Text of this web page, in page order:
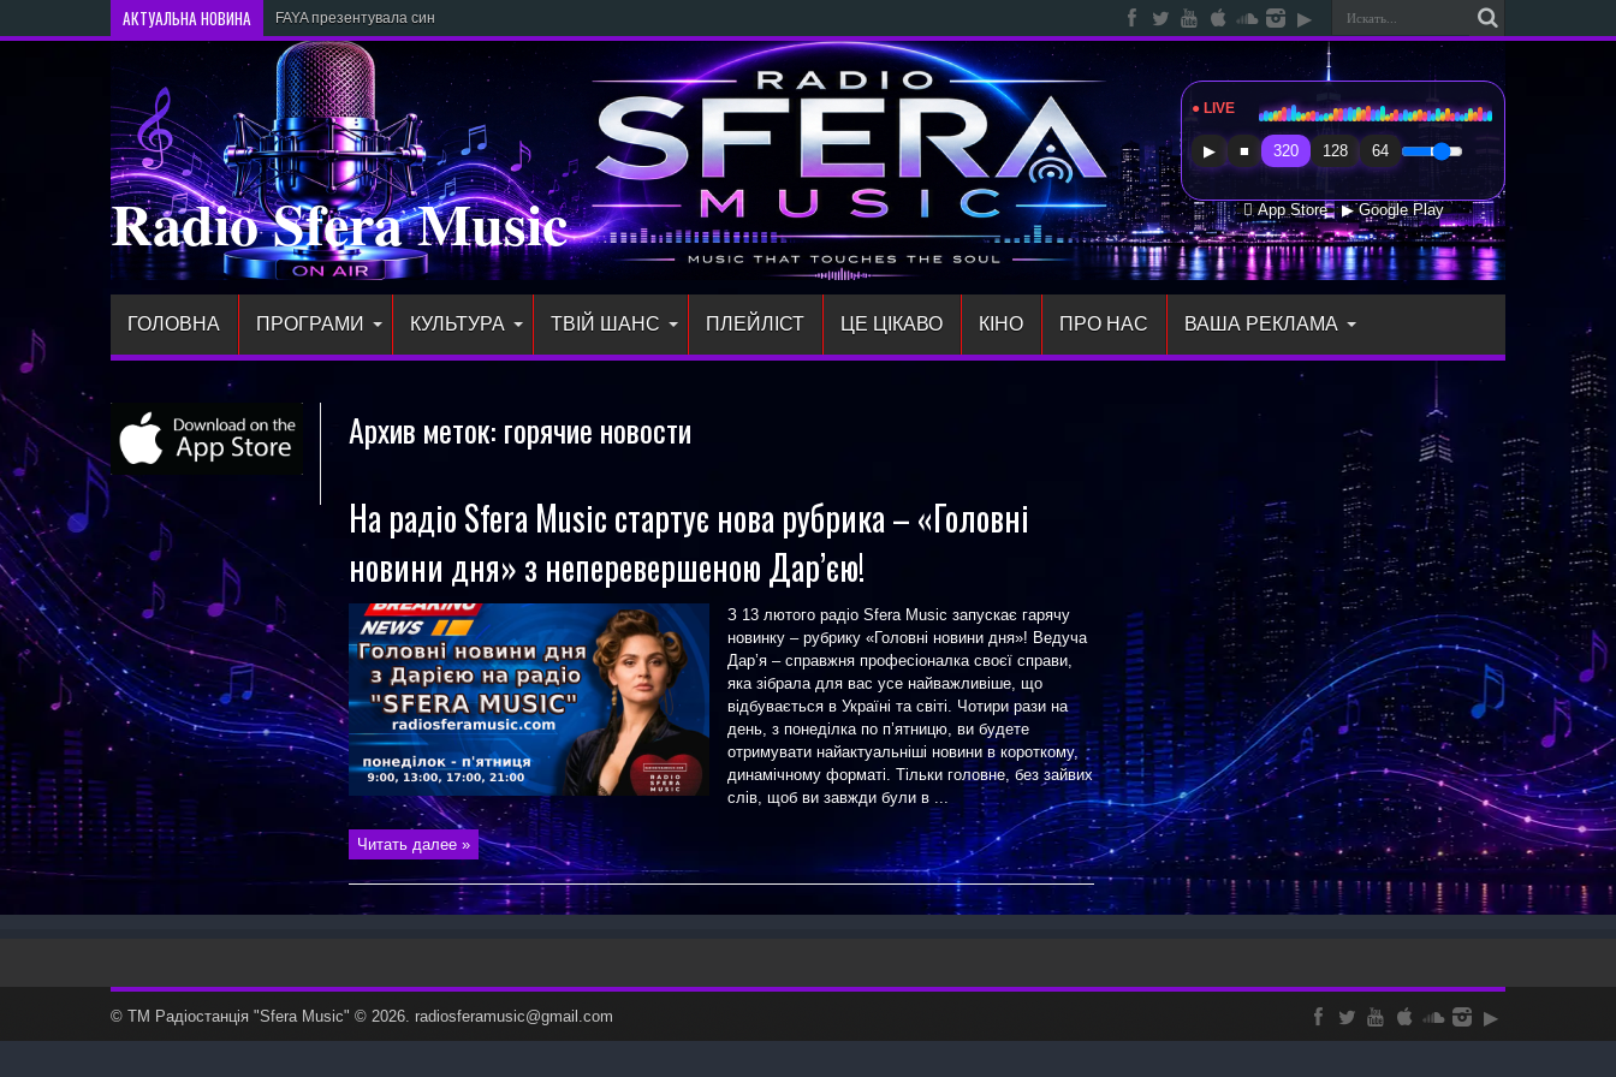
АКТУАЛЬНА НОВИНА FAYA презентувала сингл «Арівідерчі» —
Radio Sfera Music
● LIVE Radio Sfera Music
▶ ■ 320 128 64
 App Store ▶ Google Play
ГОЛОВНА ПРОГРАМИ КУЛЬТУРА ТВІЙ ШАНС ПЛЕЙЛIСТ ЦЕ ЦІКАВО КІНО ПРО НАС ВАША РЕКЛАМА
Архив меток: горячие новости
На радіо Sfera Music стартує нова рубрика – «Головні
новини дня» з неперевершеною Дар’єю!
З 13 лютого радіо Sfera Music запускає гарячу
новинку – рубрику «Головні новини дня»! Ведуча
Дар’я – справжня професіоналка своєї справи,
яка зібрала для вас усе найважливіше, що
відбувається в Україні та світі. Чотири рази на
день, з понеділка по п’ятницю, ви будете
отримувати найактуальніші новини в короткому,
динамічному форматі. Тільки головне, без зайвих
слів, щоб ви завжди були в ...
Читать далее »
© ТМ Радiостанцiя "Sfera Music" © 2026. radiosferamusic@gmail.com